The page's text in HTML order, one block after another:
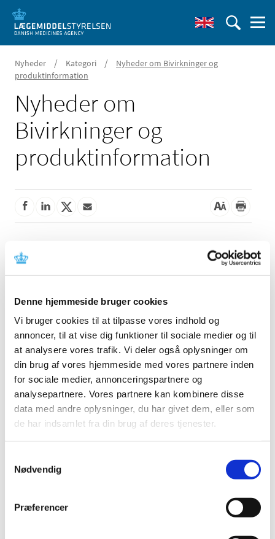
Denne hjemmeside bruger cookies
Vi bruger cookies til at tilpasse vores indhold og
annoncer, til at vise dig funktioner til sociale medier og til
at analysere vores trafik. Vi deler også oplysninger om
din brug af vores hjemmeside med vores partnere inden
for sociale medier, annonceringspartnere og
analysepartnere. Vores partnere kan kombinere disse
data med andre oplysninger, du har givet dem, eller som
de har indsamlet fra din brug af deres tjenester.
Nødvendig
Præferencer
Nyheder / Kategori /
Nyheder om Bivirkninger og
produktinformation
Nyheder om
Bivirkninger og
produktinformation
Alle (162)
2026 (5)
2025 (8)
2024 (11)
2023 (7)
2022 (2)
2020 (32)
2019 (12)
2018 (25)
2016 (19)